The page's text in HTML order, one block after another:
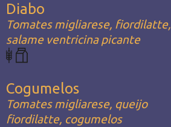
Diabo
Tomates migliarese, fiordilatte,
salame ventricina picante
Cogumelos
Tomates migliarese, queijo
fiordilatte, cogumelos